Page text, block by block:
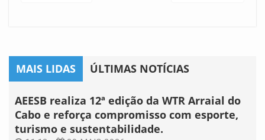
MAIS LIDAS ÚLTIMAS NOTÍCIAS
AEESB realiza 12ª edição da WTR Arraial do
Cabo e reforça compromisso com esporte,
turismo e sustentabilidade.